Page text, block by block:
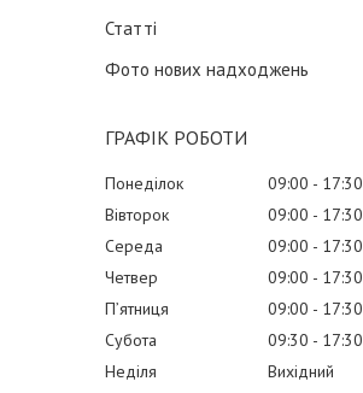
Статті
Фото нових надходжень
ГРАФІК РОБОТИ
Понеділок 09:00
17:30
Вівторок
09:00
17:30
Середа
09:00
17:30
Четвер
09:00
17:30
Пʼятниця
09:00
17:30
Субота
09:30
17:30
Неділя
Вихідний